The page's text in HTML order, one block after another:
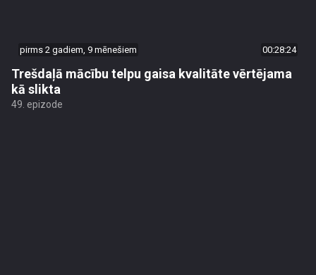
pirms 2 gadiem, 9 mēnešiem 00:28:24
Trešdaļā mācību telpu gaisa kvalitāte vērtējama
kā slikta
49. epizode